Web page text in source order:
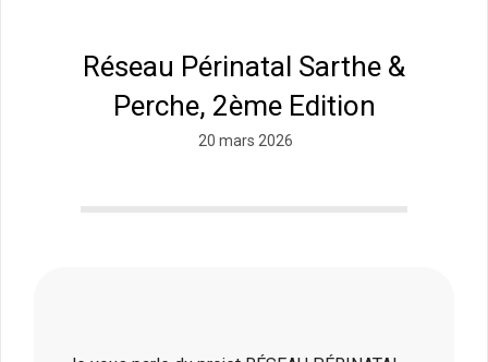
Réseau Périnatal Sarthe &
Perche, 2ème Edition
20 mars 2026